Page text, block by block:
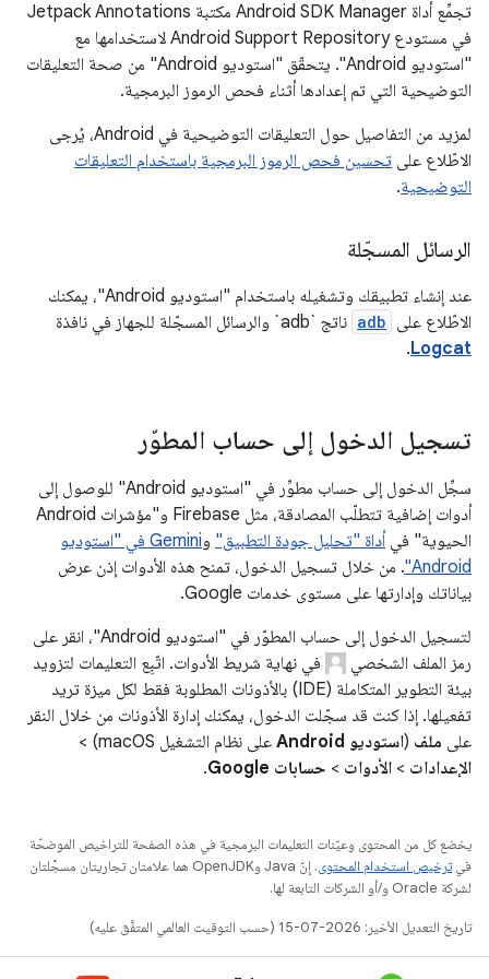
تجمِّع أداة Android SDK Manager مكتبة Jetpack Annotations
في مستودع Android Support Repository لاستخدامها مع
"استوديو Android". يتحقّق "استوديو Android" من صحة التعليقات
التوضيحية التي تم إعدادها أثناء فحص الرموز البرمجية.
لمزيد من التفاصيل حول التعليقات التوضيحية في Android، يُرجى
الاطّلاع على تحسين فحص الرموز البرمجية باستخدام التعليقات
التوضيحية.
الرسائل المسجّلة
عند إنشاء تطبيقك وتشغيله باستخدام "استوديو Android"، يمكنك
الاطّلاع على adb ناتج `adb` والرسائل المسجّلة للجهاز في نافذة
Logcat
.
تسجيل الدخول إلى حساب المطوّر
سجِّل الدخول إلى حساب مطوِّر في "استوديو Android" للوصول إلى
أدوات إضافية تتطلّب المصادقة، مثل Firebase و"مؤشرات Android
الحيوية" في أداة "تحليل جودة التطبيق" و
Gemini في "استوديو
Android" . من خلال تسجيل الدخول، تمنح هذه الأدوات إذن عرض
بياناتك وإدارتها على مستوى خدمات Google.
لتسجيل الدخول إلى حساب المطوّر في "استوديو Android"، انقر على
رمز الملف الشخصي
في نهاية شريط الأدوات. اتّبِع التعليمات لتزويد
بيئة التطوير المتكاملة (IDE) بالأذونات المطلوبة فقط لكل ميزة تريد
تفعيلها. إذا كنت قد سجّلت الدخول، يمكنك إدارة الأذونات من خلال النقر
على ملف (استوديو Android
على نظام التشغيل macOS) >
الإعدادات > الأدوات > حسابات Google .
يخضع كل من المحتوى وعيّنات التعليمات البرمجية في هذه الصفحة للتراخيص الموضحّة
فيترخيص استخدام المحتوى
. إنّ Java وOpenJDK هما علامتان تجاريتان مسجَّلتان
لشركة Oracle و/أو الشركات التابعة لها.
تاريخ التعديل الأخير: 2026-07-15 (حسب التوقيت العالمي المتفَّق عليه)